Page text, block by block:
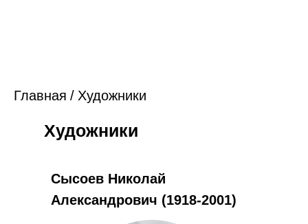
Главная / Художники
Художники
Сысоев Николай
Александрович (1918-2001)